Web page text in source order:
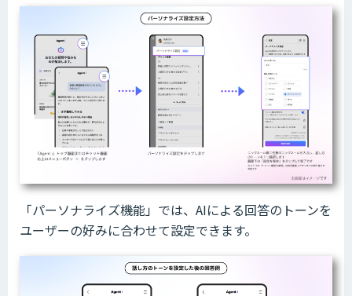
「パーソナライズ機能」では、AIによる回答のトーンを
ユーザーの好みに合わせて設定できます。